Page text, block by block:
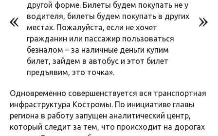
другой форме. Билеты будем покупать не у
водителя, билеты будем покупать в других
местах. Пожалуйста, если не хочет
гражданин или пассажир пользоваться
безналом – за наличные деньги купим
билет, зайдем в автобус и этот билет
предъявим, это точка».
Одновременно совершенствуется вся транспортная
инфраструктура Костромы. По инициативе главы
региона в работу запущен аналитический центр,
который следит за тем, что происходит на дорогах